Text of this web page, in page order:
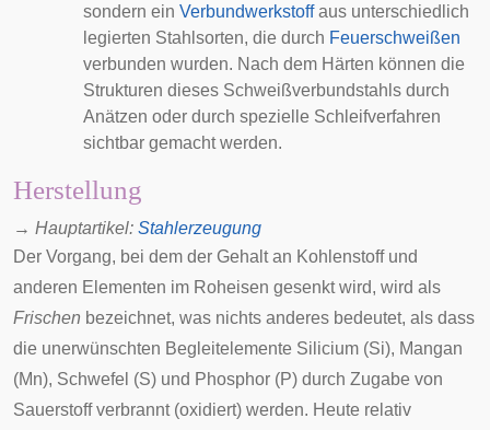
sondern ein Verbundwerkstoffaus unterschiedlich
legierten Stahlsorten, die durch Feuerschweißen
verbunden wurden. Nach dem Härten können die
Strukturen dieses Schweißverbundstahls durch
Anätzen oder durch spezielle Schleifverfahren
sichtbar gemacht werden.
Herstellung
→ Hauptartikel: Stahlerzeugung
Der Vorgang, bei dem der Gehalt an Kohlenstoff und
anderen Elementen im Roheisen gesenkt wird, wird als
Frischen bezeichnet, was nichts anderes bedeutet, als dass
die unerwünschten Begleitelemente Silicium (Si), Mangan
(Mn), Schwefel (S) und Phosphor (P) durch Zugabe von
Sauerstoff verbrannt (oxidiert) werden. Heute relativ